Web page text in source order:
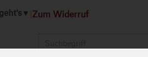
▼ Zum Widerruf